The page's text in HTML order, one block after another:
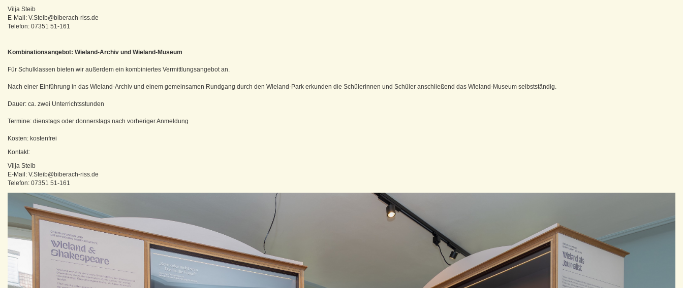
Vilja Steib
E-Mail: V.Steib@biberach-riss.de
Telefon: 07351 51-161
Kombinationsangebot: Wieland-Archiv und Wieland-Museum
Für Schulklassen bieten wir außerdem ein kombiniertes Vermittlungsangebot an.
Nach einer Einführung in das Wieland-Archiv und einem gemeinsamen Rundgang durch den Wieland-Park erkunden die Schülerinnen und Schüler anschließend das Wieland-Museum selbstständig.
Dauer: ca. zwei Unterrichtsstunden
Termine: dienstags oder donnerstags nach vorheriger Anmeldung
Kosten: kostenfrei
Kontakt:
Vilja Steib
E-Mail: V.Steib@biberach-riss.de
Telefon: 07351 51-161